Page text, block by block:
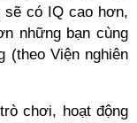
có IQ cao hơn,
những bạn cùng
(theo Viện nghiên
chơi, hoạt động